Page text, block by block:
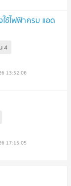
ใช้ไฟฟ้าครบ แอด
4
13:52:06
17:15:05